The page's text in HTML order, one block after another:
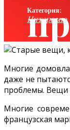
Категория:
Интересно
Многие
даже не
проблемы. Вещи
Многие
французская